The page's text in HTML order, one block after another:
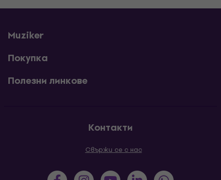
Muziker
Покупка
Полезни линкове
Контакти
Свържи се с нас